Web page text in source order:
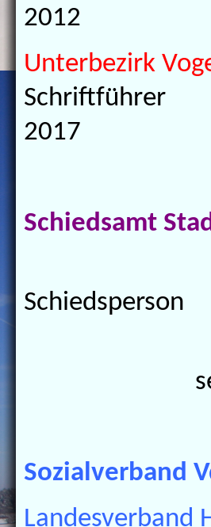
2012
Unterbezirk
2017
Schiedsamt
seit
Sozialverband
Landesverband